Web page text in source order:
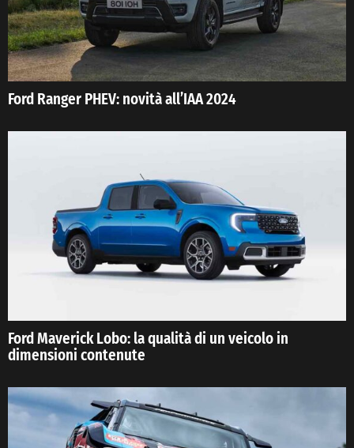
Ford Ranger PHEV: novità all’IAA 2024
Ford Maverick Lobo: la qualità di un veicolo in
dimensioni contenute